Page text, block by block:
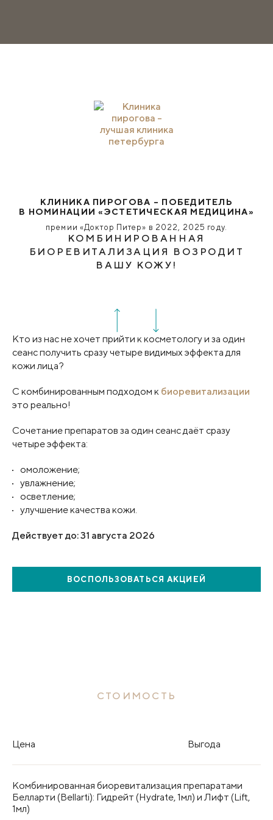
КОМБИНИРОВАННАЯ
БИОРЕВИТАЛИЗАЦИЯ ВОЗРОДИТ
ВАШУ КОЖУ!
КЛИНИКА ПИРОГОВА – ПОБЕДИТЕЛЬ
В НОМИНАЦИИ «ЭСТЕТИЧЕСКАЯ МЕДИЦИНА»
премии «Доктор Питер» в 2022, 2025 году.
Кто из нас не хочет прийти к косметологу и за один
сеанс получить сразу четыре видимых эффекта для
кожи лица?
С комбинированным подходом к биоревитализации
это реально!
Сочетание препаратов за один сеанс даёт сразу
четыре эффекта:
омоложение;
увлажнение;
осветление;
улучшение качества кожи.
Действует до: 31 августа 2026
ВОСПОЛЬЗОВАТЬСЯ АКЦИЕЙ
СТОИМОСТЬ
Цена Выгода
Комбинированная биоревитализация препаратами
Белларти (Bellarti): Гидрейт (Hydrate, 1мл) и Лифт (Lift,
1мл)